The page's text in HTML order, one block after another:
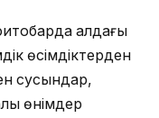
алдағы
өсімдіктерден
сусындар,
өнімдер